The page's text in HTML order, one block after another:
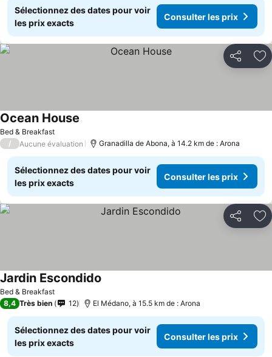
Sélectionnez des dates pour voir
les prix exacts
Consulter les prix
Partager
Bed & Breakfast
Ocean House
/ Aucune évaluation Granadilla de Abona, à 14.2 km de : Arona
Sélectionnez des dates pour voir
les prix exacts
Consulter les prix
Partager
Bed & Breakfast
Jardin Escondido
8,4 Très bien 12 El Médano, à 15.5 km de : Arona
Sélectionnez des dates pour voir
les prix exacts
Consulter les prix